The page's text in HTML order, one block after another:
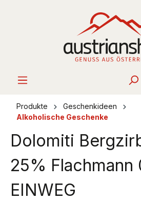
Produkte
Geschenkideen
Alkoholische Geschenke
Dolomiti
25% Flachmann
EINWEG